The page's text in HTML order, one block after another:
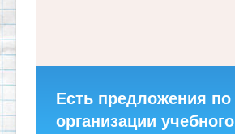
Есть предложения по
организации учебного